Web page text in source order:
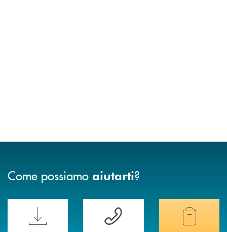
Come possiamo aiutarti?
Scopri le funzionalità della nuova PRENOTA BANCA
Hai bisogno di assistenza immediata?
Hai bisogno di